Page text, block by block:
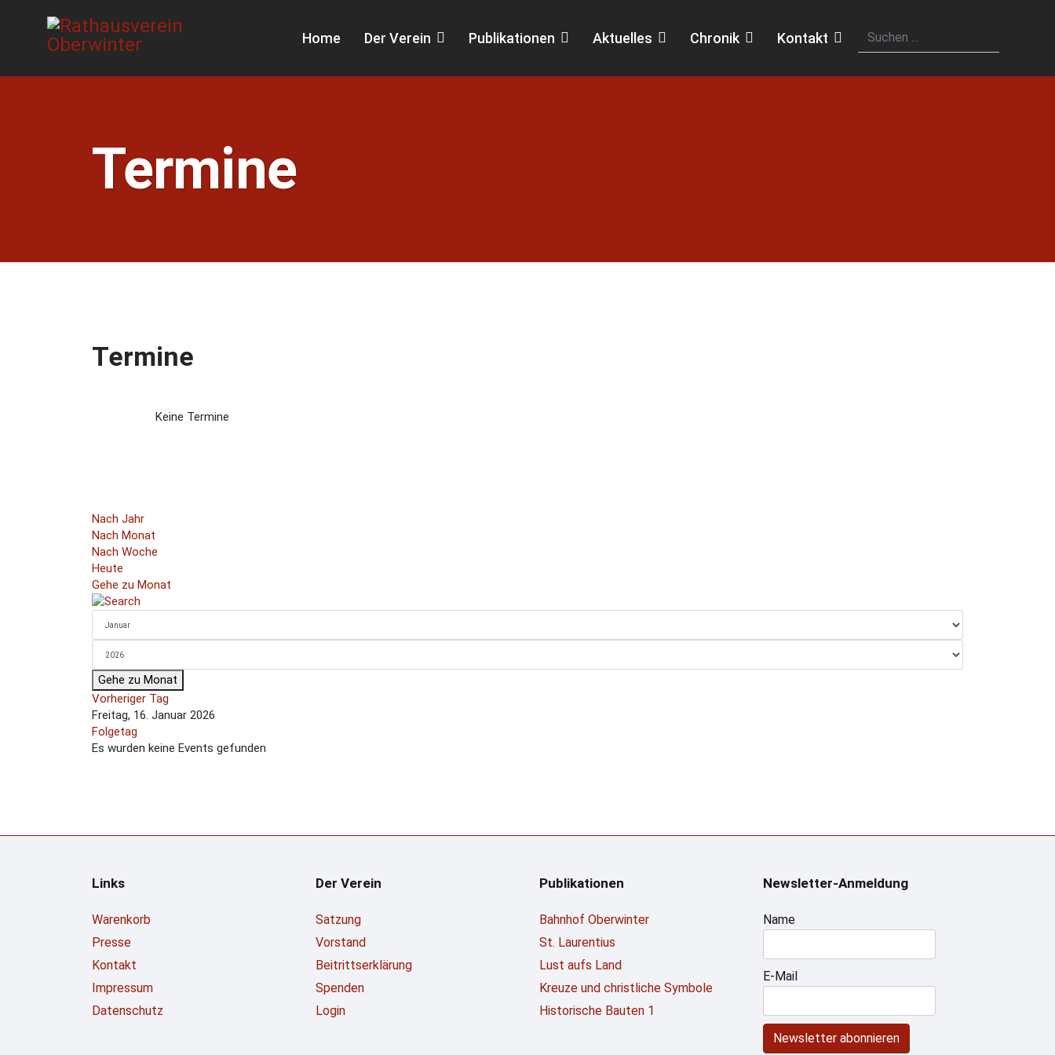
Home Der Verein Publikationen Aktuelles Chronik Kontakt
Termine
Termine
Keine Termine
Nach Jahr
Nach Monat
Nach Woche
Heute
Gehe zu Monat
Gehe zu Monat
Vorheriger Tag
Freitag, 16. Januar 2026
Folgetag
Es wurden keine Events gefunden
Links
Warenkorb
Presse
Kontakt
Impressum
Datenschutz
Der Verein
Satzung
Vorstand
Beitrittserklärung
Spenden
Login
Publikationen
Bahnhof Oberwinter
St. Laurentius
Lust aufs Land
Kreuze und christliche Symbole
Historische Bauten 1
Newsletter-Anmeldung
Name
E-Mail
Newsletter abonnieren